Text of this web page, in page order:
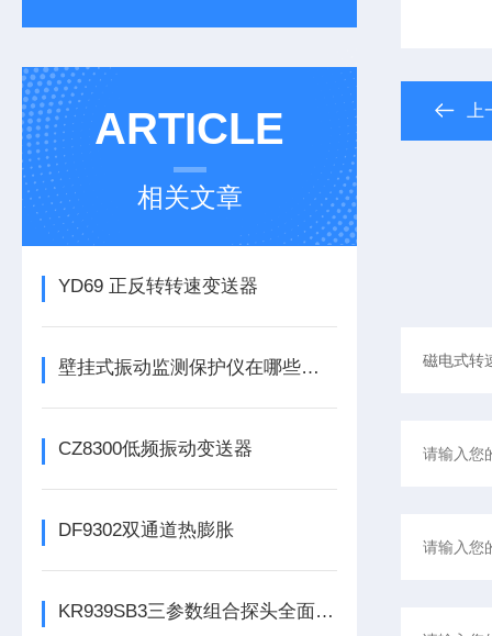
ARTICLE
相关文章
YD69 正反转转速变送器
壁挂式振动监测保护仪在哪些领域有广泛应用？
CZ8300低频振动变送器
DF9302双通道热膨胀
KR939SB3三参数组合探头全面解析